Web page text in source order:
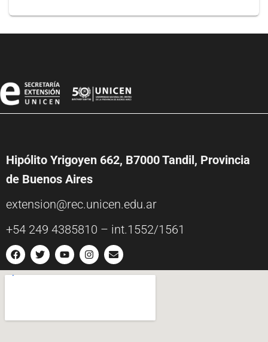
Hipólito Yrigoyen 662, B7000 Tandil, Provincia
de Buenos Aires
extension@rec.unicen.edu.ar
+54 249 4385810 – int.1552/1561